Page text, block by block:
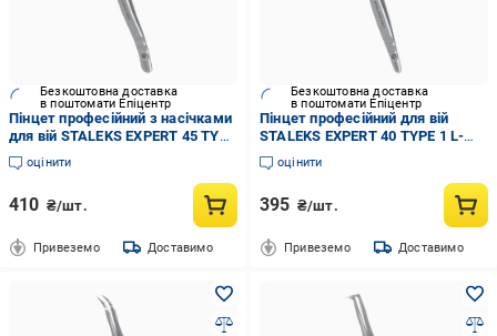
Безкоштовна доставка
в поштомати Епіцентр
Пінцет професійний з насічками
для вій STALEKS EXPERT 45 TYPE
2 L-образний 40' (TE-45/2)
оцінити
410 ₴/шт.
Привеземо Доставимо
Безкоштовна доставка
в поштомати Епіцентр
Пінцет професійний для вій
STALEKS EXPERT 40 TYPE 1 L-
образний 50' (TE-40/1)
оцінити
395 ₴/шт.
Привеземо Доставимо